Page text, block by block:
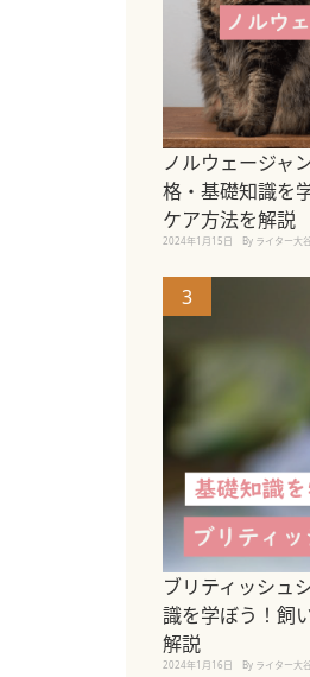
ノルウェージャ
格・基礎知識を
ケア方法を解説
2024年1月15日 By ライター大
3
ブリティッシュ
識を学ぼう！飼
解説
2024年1月16日 By ライター大